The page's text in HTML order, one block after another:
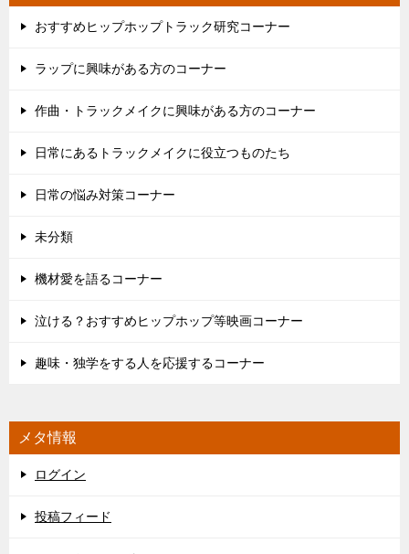
おすすめヒップホップトラック研究コーナー
ラップに興味がある方のコーナー
作曲・トラックメイクに興味がある方のコーナー
日常にあるトラックメイクに役立つものたち
日常の悩み対策コーナー
未分類
機材愛を語るコーナー
泣ける？おすすめヒップホップ等映画コーナー
趣味・独学をする人を応援するコーナー
メタ情報
ログイン
投稿フィード